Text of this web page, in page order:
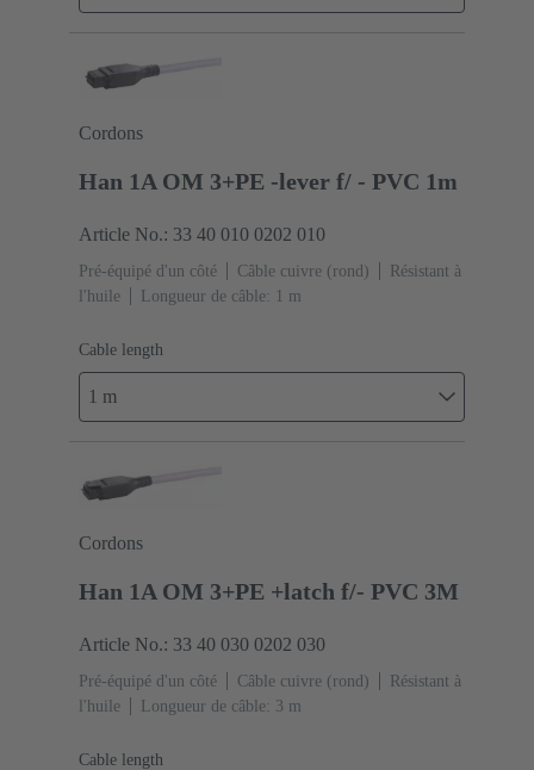
Cordons
Han 1A OM 3+PE -lever f/ - PVC 1m
Article No.: 33 40 010 0202 010
Pré-équipé d'un côté Câble cuivre (rond)
Résistant à
l'huile
Longueur de câble: 1 m
Cable length
1 m
Cordons
Han 1A OM 3+PE +latch f/- PVC 3M
Article No.: 33 40 030 0202 030
Pré-équipé d'un côté Câble cuivre (rond)
Résistant à
l'huile
Longueur de câble: 3 m
Cable length